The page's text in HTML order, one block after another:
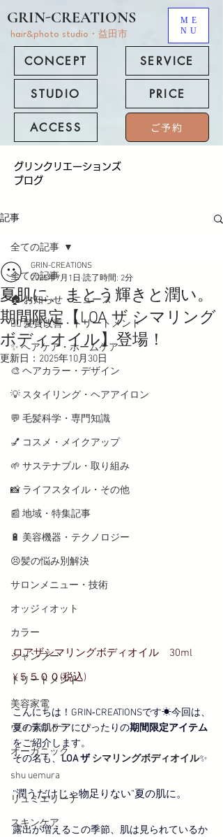
GRIN-CREATIONS
hair&photo studio・益田市
CONCEPT
STUDIO
ACCESS
SERVICE
PRICE
ご予約
ME
NU
​グリンクリエーションズ
ブログ
記事
全ての記事
🏠 お知らせ・ニュース
💇‍♀️ 髪質改善・トリートメント
✨ ヘアケア・ホームケア
🎨 ヘアカラー・デザイン
💡 スタイリング・ヘアアイロン
💬 毛髪科学・専門知識
💅 コスメ・メイクアップ
🌱 サステナブル・取り組み
📸 ライフスタイル・その他
📰 地域・特集記事
🔋 美容機器・テクノロジー
😣髪の悩み別解決
サロンメニュー・技術
オッジィオット
カラー
シャンプー
トリートメント
美容家電
ヴィラロドラ
オーガニック
shu uemura
リュミエリーナ
スキンケア
全ての記事
夏肌に、まとう輝きと潤い。
期間限定【LOA ザ シマリング
ボディオイル】登場！
GRIN-CREATIONS
2025年7月1日 読了時間: 2分
更新日： 2025年10月30日
ロアザシマリングボディオイル　30ml
¥５５００(税込)
こんにちは！GRIN‐CREATIONSです☀今回は、
夏の素肌ケアにぴったりの期間限定アイテム
をご紹介します。
その名も、LOA ザ シマリングボディオイル✨
“潤うだけじゃ物足りない”夏の肌に。
露出が増えるこの季節、肌は見られているか